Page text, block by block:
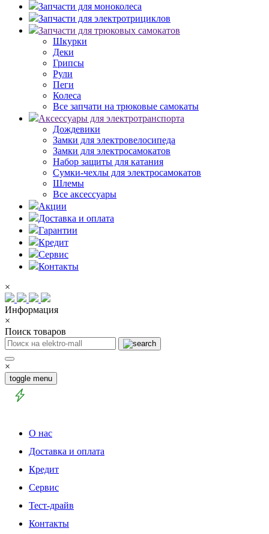
Запчасти для моноколеса
Запчасти для электротрициклов
Запчасти для трюковых самокатов
Шкурки
Деки
Грипсы
Рули
Пеги
Колеса
Все запчати на трюковые самокаты
Аксессуары для электротранспорта
Дождевики
Замки для электровелосипеда
Замки для электросамокатов
Набор защиты для катания
Сумки-чехлы для электросамокатов
Шлемы
Все аксессуары
Акции
Доставка и оплата
Гарантии
Кредит
Сервис
Контакты
×
Информация
×
Поиск товаров
×
toggle menu
О нас
Доставка и оплата
Кредит
Сервис
Тест-драйв
Контакты